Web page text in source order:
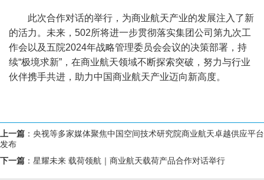
此次合作对话的举行，为商业航天产业的发展注入了新
的活力。未来，502所将进一步贯彻落实集团公司第九次工
作会以及五院2024年战略管理委员会会议的决策部署，持
续“极境求新”，在商业航天领域不断探索突破，努力与行业
伙伴携手共进，助力中国商业航天产业迈向新高度。
上一篇 ： 央视等多家媒体聚焦中国空间技术研究院商业航天卓越供应平台
发布
下一篇 ： 星耀未来 载荷领航｜商业航天载荷产品合作对话举行